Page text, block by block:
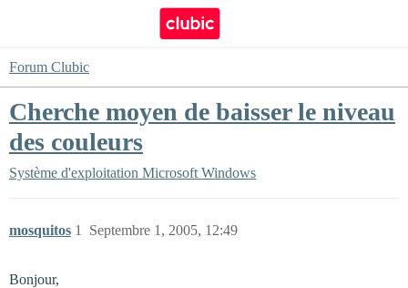
Forum Clubic
Cherche moyen de baisser le niveau
des couleurs
Système d'exploitation Microsoft Windows
mosquitos Septembre 1, 2005, 12:49
1
Bonjour,